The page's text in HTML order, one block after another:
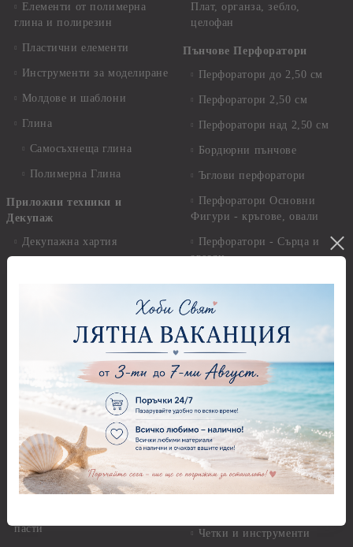
Елементи от полимерна
глина и полирезин
Пластични елементи
Инструменти за моделиране
Молдове и шаблони
Глина
Самосъхнеща глина
Полимерна Глина
Приложни техники и
Декупаж
Декупажна хартия
хартия А4 - Alchemy of Art -
Оризова декупажна хартия
А4 - Itd. Collection - 25-30
Фина оризова декупажна
хартия Stamperia - 21 х
29.см. - 28гр.
Декупажна хартия - Други
Антични пасти
Вакс пасти
пасти
Плат, органза, зебло,
целофан
Пънчове Перфоратори
Перфоратори до 2,50 см
Перфоратори 2,50 см
Перфоратори над 2,50 см
Бордюрни пънчове
Ъглови перфоратори
Перфоратори Основни
Фигури - кръгове, овали
Перфоратори - Сърца и
звезди
Перфоратори - Цветя, листа
и клонки
Перфоратори - Детски
Перфоратори - Животни
Перфоратори - Коледни и
Зимни
Рисуване
Грунд и почистващи
разтвори
Платна за рисуване
Четки и инструменти